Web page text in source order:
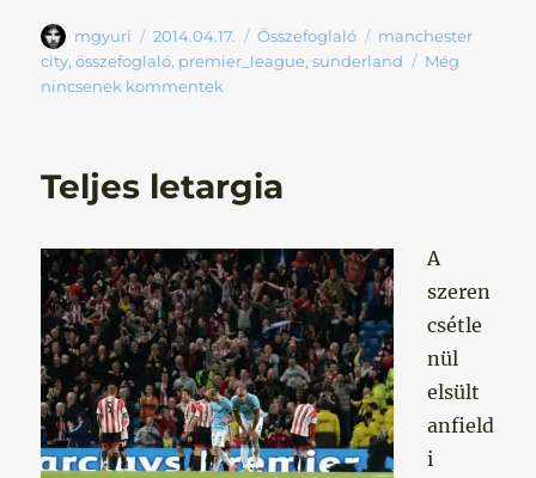
Szerző
mgyuri Közzétéve
2014.04.17. Kategória
Összefoglaló Címke
manchester
city,összefoglaló, premier_league,sunderland
Még
nincsenek kommentek
Teljes letargia
A
szeren
csétle
nül
elsült
anfield
i